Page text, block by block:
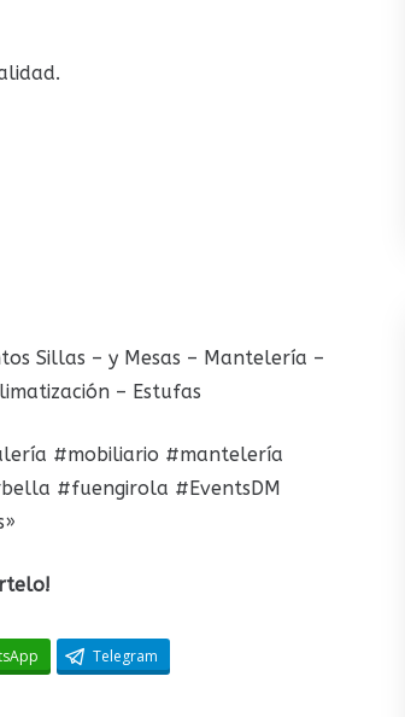
Sillas – y Mesas – Mantelería –
– Estufas
#mobiliario #mantelería
#fuengirola #EventsDM
Telegram